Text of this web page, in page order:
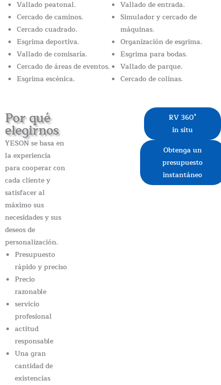
Vallado peatonal.
Cercado de caminos.
Cercado cuadrado.
Esgrima deportiva.
Vallado de comisaría.
Cercado de áreas de eventos.
Esgrima escénica.
Vallado de entrada.
Simulador y cercado de
máquinas.
Organización de esgrima.
Esgrima para bodas.
Vallado de parque.
Cercado de colinas.
Por qué
elegirnos
YESON se basa en
la experiencia
para cooperar con
cada cliente y
satisfacer al
máximo sus
necesidades y sus
deseos de
personalización.
Presupuesto
rápido y preciso
Precio
razonable
servicio
profesional
actitud
responsable
Una gran
cantidad de
existencias
RV 360°
in situ
Obtenga un
presupuesto
instantáneo